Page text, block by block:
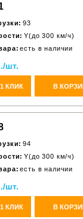
93
Y(до 300 км/ч)
есть в наличии
шт.
КЛИК В
94
Y(до 300 км/ч)
есть в наличии
шт.
КЛИК В